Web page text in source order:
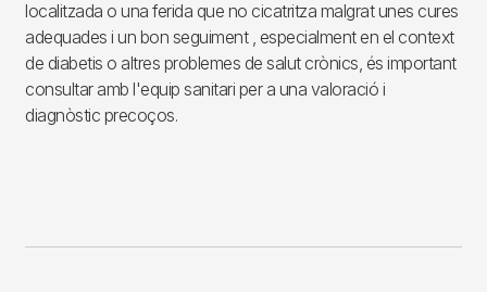
localitzada o una ferida que no cicatritza malgrat unes cures
adequades i un bon seguiment , especialment en el context
de diabetis o altres problemes de salut crònics, és important
consultar amb l'equip sanitari per a una valoració i
diagnòstic precoços.